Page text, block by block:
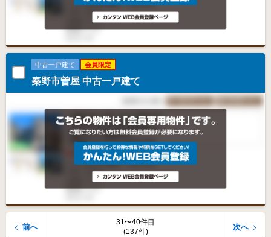
中古一戸建て 会員限定
秦野市曽屋 中古一戸建て
31〜40件目
(137件)
前へ 次へ